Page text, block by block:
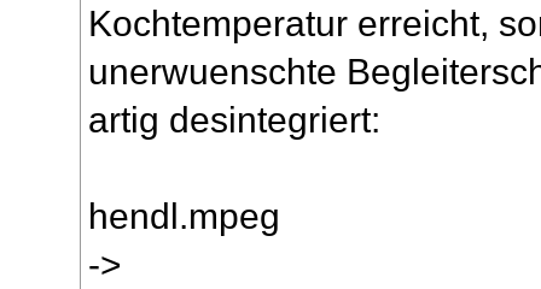
Kochtemperatur erreicht,
unerwuenschte
artig desintegriert:
hendl.mpeg
->